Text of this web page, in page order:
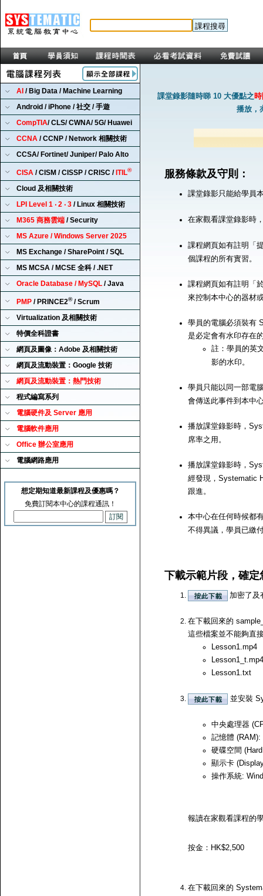
AI / Big Data / Machine Learning
Android / iPhone / 社交 / 手遊
CompTIA/ CLS/ CWNA/ 5G/ Huawei
CCNA / CCNP / Network 相關技術
CCSA/ Fortinet/ Juniper/ Palo Alto
CISA / CISM / CISSP / CRISC / ITIL®
Cloud 及相關技術
LPI Level 1 ‧ 2 ‧ 3 / Linux 相關技術
M365 商務雲端 / Security
MS Azure / Windows Server 2025
MS Exchange / SharePoint / SQL
MS MCSA / MCSE 全科 / .NET
Oracle Database / MySQL / Java
PMP / PRINCE2®/ Scrum
Virtualization 及相關技術
特價全科證書
網頁及圖像：Adobe 及相關技術
網頁及流動裝置：Google 技術
網頁及流動裝置：熱門技術
程式編寫系列
電腦硬件及 Server 應用
電腦軟件應用
Office 辦公室應用
電腦網路應用
想定期知道最新課程及優惠嗎？
免費訂閱本中心的課程通訊！
課堂錄影隨時睇 10 大優點之
播放，
服務條款及守則：
課堂錄影只能給學員
在家觀看課堂錄影時
課程網頁如有註明「
個課程的所有實習。
課程網頁如有註明「
來控制本中心的器材
學員的電腦必須裝有
是必定會有水印存在
註：學員的英
影的水印。
學員只能以同一部電
會傳送此事件到本中
播放課堂錄影時，
席率之用。
播放課堂錄影時，
經發現，Systematic
跟進。
本中心在任何時候都
不得異議，學員已繳
下載示範片段，確
加密了及
在下載回來的
這些檔案並不能夠直
Lesson1.mp4
Lesson1_t.mp4
Lesson1.txt
並安裝
中央處理器
記憶體
硬碟空間
顯示卡
操作系統:
報讀在家觀看課程的
按金：HK$2,500
在下載回來的